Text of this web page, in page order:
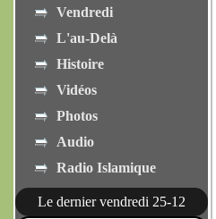
Vendredi
L'au-Delà
Histoire
Vidéos
Photos
Audio
Radio Islamique
Le dernier vendredi 25-12